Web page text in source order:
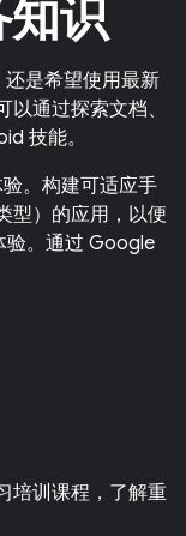
识
是希望使用最新
通过探索文档、
技能。
。构建可适应手
型）的应用，以便
验。通过 Google
培训课程，了解重